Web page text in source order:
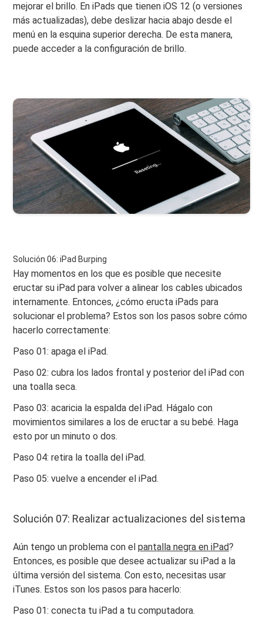
mejorar el brillo. En iPads que tienen iOS 12 (o versiones
más actualizadas), debe deslizar hacia abajo desde el
menú en la esquina superior derecha. De esta manera,
puede acceder a la configuración de brillo.
Solución 06: iPad Burping
Hay momentos en los que es posible que necesite
eructar su iPad para volver a alinear los cables ubicados
internamente. Entonces, ¿cómo eructa iPads para
solucionar el problema? Estos son los pasos sobre cómo
hacerlo correctamente:
Paso 01: apaga el iPad.
Paso 02: cubra los lados frontal y posterior del iPad con
una toalla seca.
Paso 03: acaricia la espalda del iPad. Hágalo con
movimientos similares a los de eructar a su bebé. Haga
esto por un minuto o dos.
Paso 04: retira la toalla del iPad.
Paso 05: vuelve a encender el iPad.
Solución 07: Realizar actualizaciones del sistema
Aún tengo un problema con elpantalla negra en iPad?
Entonces, es posible que desee actualizar su iPad a la
última versión del sistema. Con esto, necesitas usar
iTunes. Estos son los pasos para hacerlo:
Paso 01: conecta tu iPad a tu computadora.